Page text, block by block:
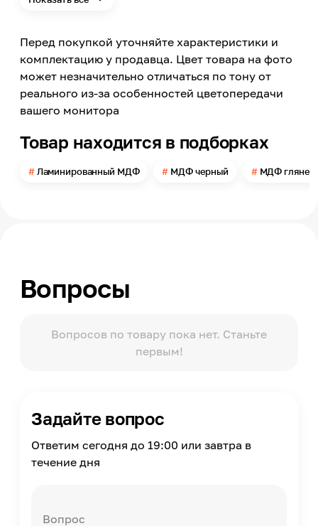
Цвет
Черный
Яркость цвета
Темный
Цвет заявленный производителем
Номер цвета
Толщина
18
Однотонный, Без рисунка
Перед покупкой уточняйте характеристики и
комплектацию у продавца. Цвет товара на фото
может незначительно отличаться по тону от
реального из-за особенностей цветопередачи
вашего монитора
Товар находится в подборках
Ламинированный МДФ МДФ черный МДФ глянец
Вопросы
Вопросов по товару пока нет. Станьте
первым!
Задайте вопрос
Ответим сегодня до 19:00 или завтра в
течение дня
Вопрос